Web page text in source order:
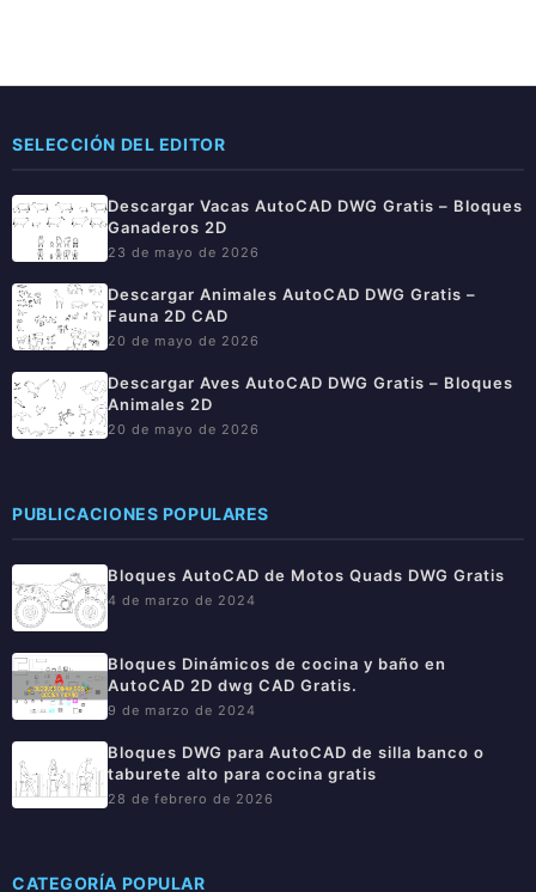
SELECCIÓN DEL EDITOR
Descargar Vacas AutoCAD DWG Gratis – Bloques
Ganaderos 2D
23 de mayo de 2026
Descargar Animales AutoCAD DWG Gratis –
Fauna 2D CAD
20 de mayo de 2026
Descargar Aves AutoCAD DWG Gratis – Bloques
Animales 2D
20 de mayo de 2026
PUBLICACIONES POPULARES
Bloques AutoCAD de Motos Quads DWG Gratis
4 de marzo de 2024
Bloques Dinámicos de cocina y baño en
AutoCAD 2D dwg CAD Gratis.
9 de marzo de 2024
Bloques DWG para AutoCAD de silla banco o
taburete alto para cocina gratis
28 de febrero de 2026
CATEGORÍA POPULAR